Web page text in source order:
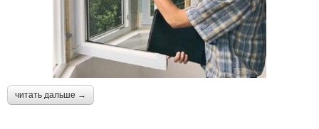
читать дальше →